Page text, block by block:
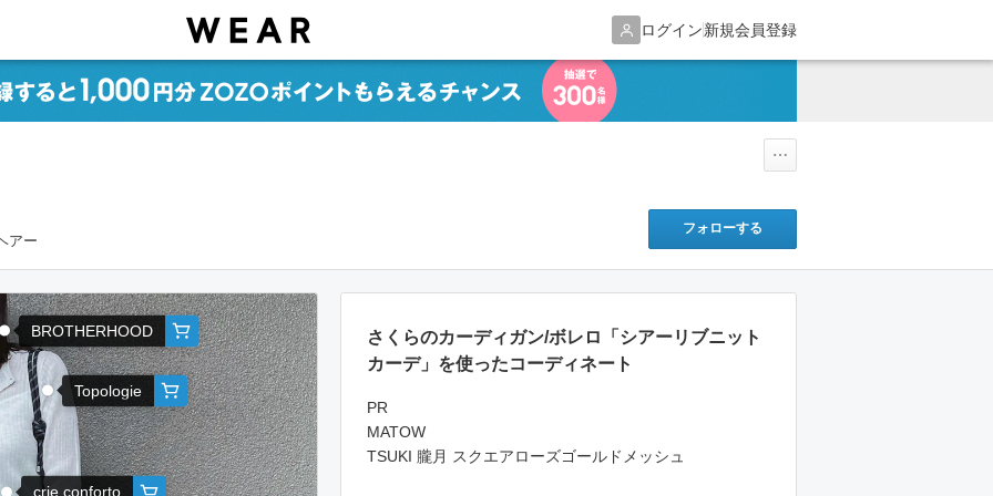
ログイン新規会員登録
アー
フォローする
crie conforto
Topologie
BROTHERHOOD
さくらのカーディガン/ボレロ「シアーリブニット
カーデ」を使ったコーディネート
PR
MATOW
TSUKI 朧月 スクエアローズゴールドメッシュ